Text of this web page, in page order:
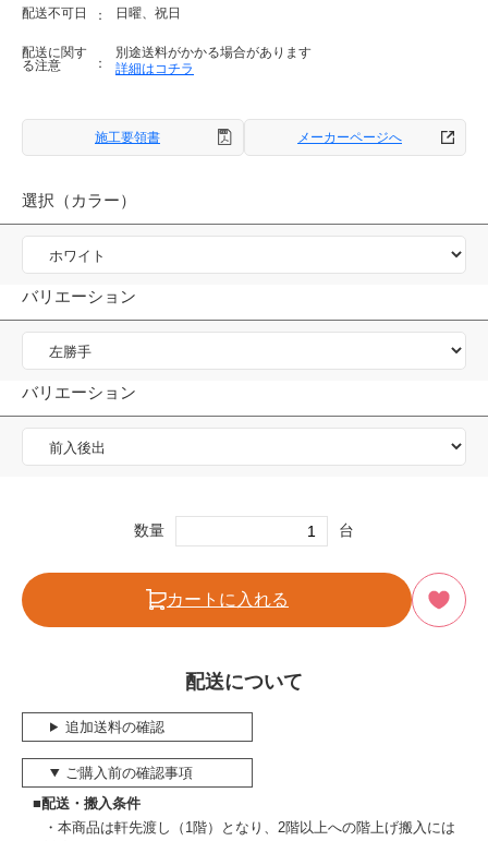
配送不可日 日曜、祝日
配送に関す
る注意
別途送料がかかる場合があります
詳細はコチラ
施工要領書 メーカーページへ
選択（カラー）
バリエーション
バリエーション
数量 台
カートに入れる
配送について
追加送料の確認
ご購入前の確認事項
■配送・搬入条件
本商品は軒先渡し（1階）となり、2階以上への階上げ搬入には